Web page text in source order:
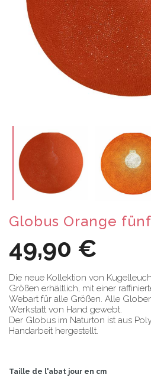
Globus Orange
49,90 €
Die neue Kollektion von
Größen erhältlich, mit einer
Webart für alle Größen. Alle
Werkstatt von Hand gewebt.
Der Globus im Naturton ist aus
Handarbeit hergestellt.
Taille de l'abat jour en cm